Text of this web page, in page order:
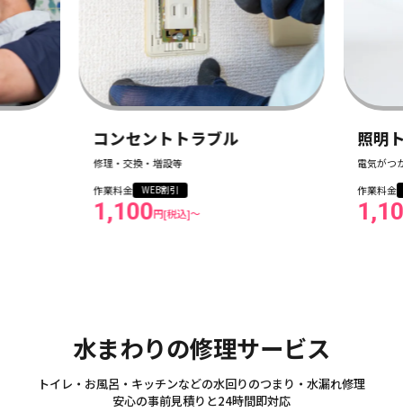
コンセントトラブル
修理・交換・増設等
作業料金
WEB割引
1,100円[税込]〜
照明
電気がつ
作業料金
水まわりの修理サービス
Sanitary
トイレ・お風呂・キッチンなどの水回りのつまり・水漏れ修理
安心の事前見積りと24時間即対応